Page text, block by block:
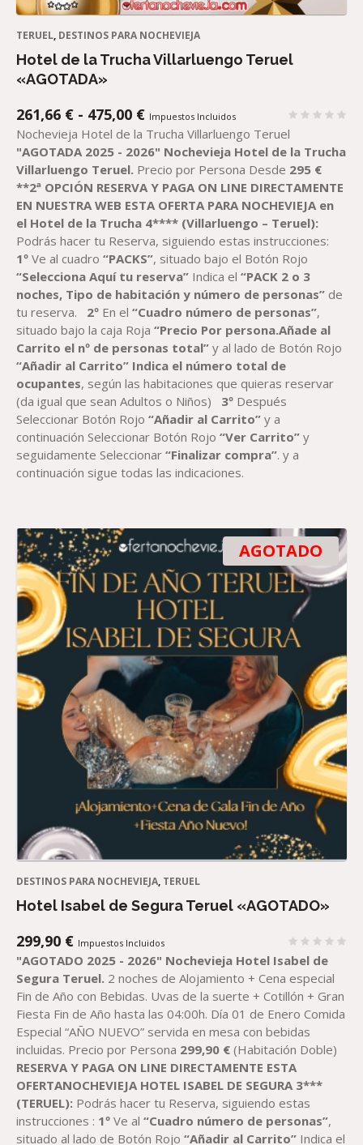
TERUEL, DESTINOS PARA NOCHEVIEJA
Hotel de la Trucha Villarluengo Teruel
«AGOTADA»
261,66 € - 475,00 €RANGO
DE
PRECIOS:
DESDE
261,66 €
HASTA
475,00 €
Impuestos Incluidos
Nochevieja Hotel de la Trucha Villarluengo Teruel
"AGOTADA 2025 - 2026" Nochevieja Hotel de la Trucha
Villarluengo Teruel. Precio por Persona Desde 295 €
**2ª OPCIÓN RESERVA Y PAGA ON LINE DIRECTAMENTE
EN NUESTRA WEB ESTA OFERTA PARA NOCHEVIEJA en
el Hotel de la Trucha 4**** (Villarluengo – Teruel):
Podrás hacer tu Reserva, siguiendo estas instrucciones:
1ºVe al cuadro“PACKS”, situado bajo el Botón Rojo
“Selecciona Aquí tu reserva” Indica el“PACK 2 o 3
noches, Tipo de habitación y número de personas” de
tu reserva.
2º En el“Cuadro número de personas”,
situado bajo la caja Roja“Precio Por persona.Añade al
Carrito el nº de personas total”y al lado de Botón Rojo
“Añadir al Carrito” Indica el número total de
ocupantes, según las habitaciones que quieras reservar
(da igual que sean Adultos o Niños)
3º Después
Seleccionar Botón Rojo“Añadir al Carrito” y a
continuación Seleccionar Botón Rojo“Ver Carrito”y
seguidamente Seleccionar“Finalizar compra”. y a
continuación sigue todas las indicaciones.
AGOTADO
DESTINOS PARA NOCHEVIEJA, TERUEL
Hotel Isabel de Segura Teruel «AGOTADO»
299,90 € Impuestos Incluidos
"AGOTADO 2025 - 2026" Nochevieja Hotel Isabel de
Segura Teruel. 2 noches de Alojamiento + Cena especial
Fin de Año con Bebidas. Uvas de la suerte + Cotillón + Gran
Fiesta Fin de Año hasta las 04:00h. Día 01 de Enero Comida
Especial “AÑO NUEVO” servida en mesa con bebidas
incluidas. Precio por Persona 299,90 € (Habitación Doble)
RESERVA Y PAGA ON LINE DIRECTAMENTE ESTA
OFERTANOCHEVIEJA HOTEL ISABEL DE SEGURA 3***
(TERUEL): Podrás hacer tu Reserva, siguiendo estas
instrucciones : 1º Ve al“Cuadro número de personas”,
situado al lado de Botón Rojo“Añadir al Carrito” Indica el